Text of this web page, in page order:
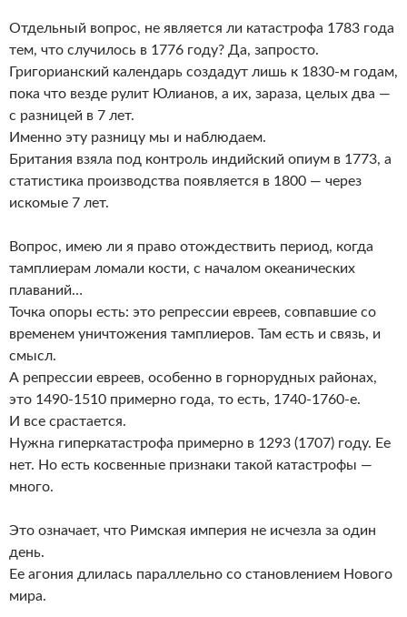
Отдельный вопрос, не является ли катастрофа 1783 года
тем, что случилось в 1776 году? Да, запросто.
Григорианский календарь создадут лишь к 1830-м годам,
пока что везде рулит Юлианов, а их, зараза, целых два —
с разницей в 7 лет.
Именно эту разницу мы и наблюдаем.
Британия взяла под контроль индийский опиум в 1773, а
статистика производства появляется в 1800 — через
искомые 7 лет.
Вопрос, имею ли я право отождествить период, когда
тамплиерам ломали кости, с началом океанических
плаваний…
Точка опоры есть: это репрессии евреев, совпавшие со
временем уничтожения тамплиеров. Там есть и связь, и
смысл.
А репрессии евреев, особенно в горнорудных районах,
это 1490-1510 примерно года, то есть, 1740-1760-е.
И все срастается.
Нужна гиперкатастрофа примерно в 1293 (1707) году. Ее
нет. Но есть косвенные признаки такой катастрофы —
много.
Это означает, что Римская империя не исчезла за один
день.
Ее агония длилась параллельно со становлением Нового
мира.